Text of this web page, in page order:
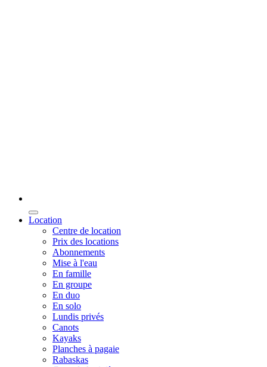
Location
Centre de location
Prix des locations
Abonnements
Mise à l'eau
En famille
En groupe
En duo
En solo
Lundis privés
Canots
Kayaks
Planches à pagaie
Rabaskas